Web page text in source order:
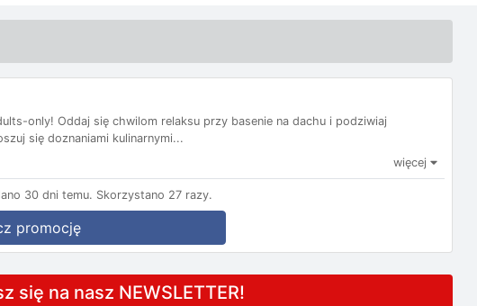
only! Oddaj się chwilom relaksu przy basenie na dachu i podziwiaj
się doznaniami kulinarnymi...
więcej
30 dni temu. Skorzystano 27 razy.
promocję
na nasz NEWSLETTER!